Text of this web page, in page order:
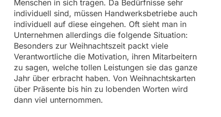
Menschen in sich tragen. Da Bedürfnisse sehr
individuell sind, müssen Handwerksbetriebe auch
individuell auf diese eingehen. Oft sieht man in
Unternehmen allerdings die folgende Situation:
Besonders zur Weihnachtszeit packt viele
Verantwortliche die Motivation, ihren Mitarbeitern
zu sagen, welche tollen Leistungen sie das ganze
Jahr über erbracht haben. Von Weihnachtskarten
über Präsente bis hin zu lobenden Worten wird
dann viel unternommen.